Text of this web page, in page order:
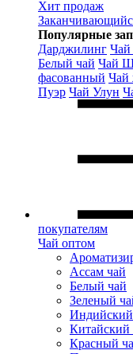
Хит продаж
Популярные
Дарджилинг Чай
Белый чай Чай
фасованный Чай
Пуэр Чай Улун
покупателям
Чай оптом
Ассам чай
Белый чай
Зеленый
Китайский
Красный